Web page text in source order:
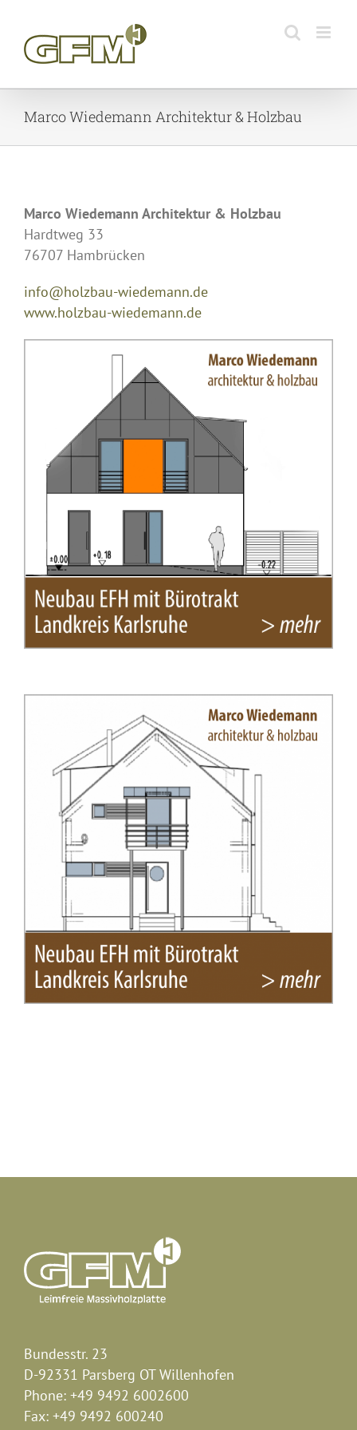
content
Marco Wiedemann Architektur & Holzbau
Marco Wiedemann Architektur & Holzbau
Hardtweg 33
76707 Hambrücken
info@holzbau-wiedemann.de
www.holzbau-wiedemann.de
Bundesstr. 23
D-92331 Parsberg OT Willenhofen
Phone: +49 9492 6002600
Fax: +49 9492 600240